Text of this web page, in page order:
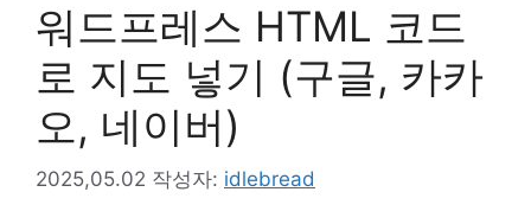
워드프레스 HTML 코드
로 지도 넣기 (구글, 카카
오, 네이버)
2025,05.02 작성자: idlebread